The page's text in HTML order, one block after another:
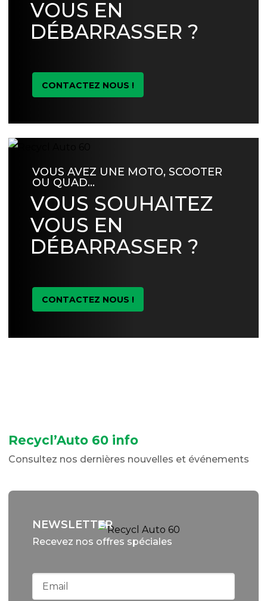
VOUS EN
DÉBARRASSER ?
CONTACTEZ NOUS !
VOUS AVEZ UNE MOTO, SCOOTER
OU QUAD…
VOUS SOUHAITEZ
VOUS EN
DÉBARRASSER ?
CONTACTEZ NOUS !
Recycl’Auto 60 info
Consultez nos dernières nouvelles et événements
NEWSLETTER
Recevez nos offres spéciales